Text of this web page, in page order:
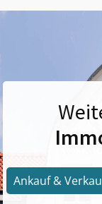
Ankauf &